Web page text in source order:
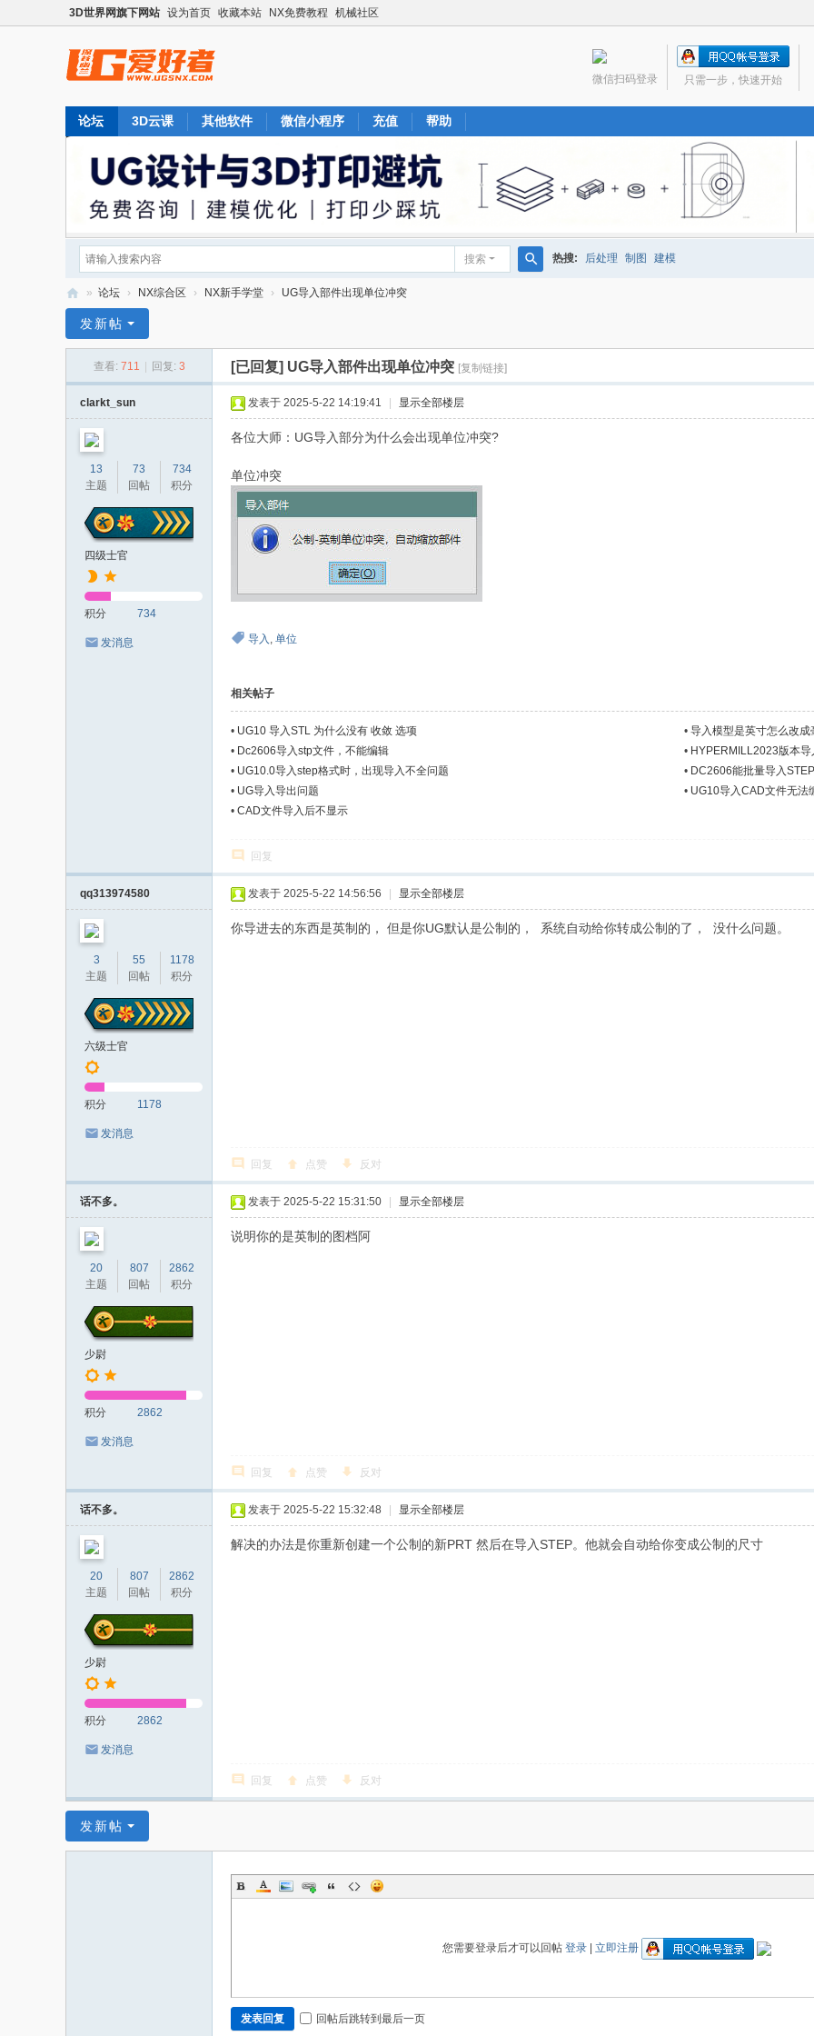
3D世界网旗下网站 设为首页 收藏本站 NX免费教程 机械社区
只需一步，快速开始
微信扫码登录
论坛 3D云课 其他软件 微信小程序 充值 帮助
搜索 热搜: 后处理 制图 建模
G
» 论坛 › NX综合区 › NX新手学堂 › UG导入部件出现单位冲突
发新帖
查看: 711 回复: 3 [已回复] UG导入部件出现单位冲突 [复制链接]
clarkt_sun
13
主题
73
回帖
734
积分
四级士官
积分 734
发消息
发表于 2025-5-22 14:19:41 显示全部楼层
各位大师：UG导入部分为什么会出现单位冲突?
单位冲突
导入 , 单位
相关帖子
• UG10 导入STL 为什么没有 收敛 选项 • 导入模型是英寸怎么改成
• Dc2606导入stp文件，不能编辑 • HYPERMILL2023版本
• UG10.0导入step格式时，出现导入不全问题 • DC2606能批量导入
• UG导入导出问题 • UG10导入CAD文件无法
• CAD文件导入后不显示
回复
qq313974580
3
主题
55
回帖
1178
积分
六级士官
积分 1178
发消息
发表于 2025-5-22 14:56:56 显示全部楼层
你导进去的东西是英制的， 但是你UG默认是公制的， 系统自动给你转成公制的了， 没什么问题。
回复 点赞 反对
话不多。
20
主题
807
回帖
2862
积分
少尉
积分 2862
发消息
发表于 2025-5-22 15:31:50 显示全部楼层
说明你的是英制的图档阿
回复 点赞 反对
话不多。
20
主题
807
回帖
2862
积分
少尉
积分 2862
发消息
发表于 2025-5-22 15:32:48 显示全部楼层
解决的办法是你重新创建一个公制的新PRT 然后在导入STEP。他就会自动给你变成公制的尺寸
回复 点赞 反对
发新帖
您需要登录后才可以回帖 登录| 立即注册
发表回复 回帖后跳转到最后一页